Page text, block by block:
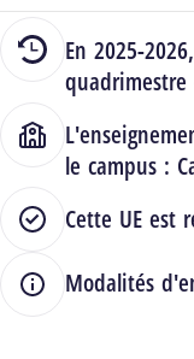
En 2025-
quadrimestre
le campus :
Cette UE est
Modalités